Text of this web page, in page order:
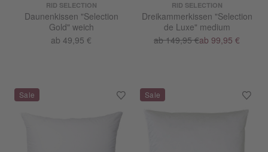
RID SELECTION
Daunenkissen "Selection
Gold" weich
ab 49,95 €
RID SELECTION
Dreikammerkissen "Selection
de Luxe" medium
ab 149,95 €ab 99,95 €